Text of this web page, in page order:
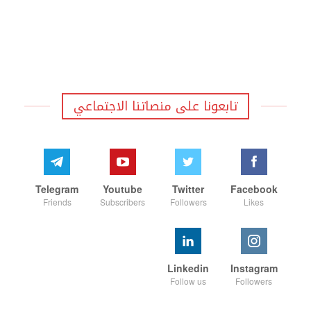
تابعونا على منصاتنا الاجتماعي
Facebook
Likes
Twitter
Followers
Youtube
Subscribers
Telegram
Friends
Instagram
Followers
Linkedin
Follow us